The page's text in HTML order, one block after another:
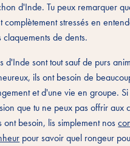
d'Inde. Tu peux remarquer
stressés en
de dents.
d'Inde sont tout sauf de purs
ils ont besoin de
et d'une vie en groupe. Si
que tu ne peux pas offrir aux
ont besoin, lis simplement nos
pour savoir quel rongeur